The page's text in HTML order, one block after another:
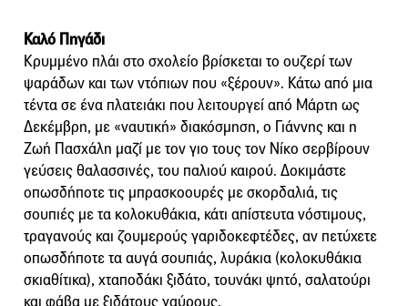
Καλό Πηγάδι
Κρυμμένο πλάι στο σχολείο βρίσκεται το ουζερί των
ψαράδων και των ντόπιων που «ξέρουν». Κάτω από μια
τέντα σε ένα πλατειάκι που λειτουργεί από Μάρτη ως
Δεκέμβρη, με «ναυτική» διακόσμηση, ο Γιάννης και η
Ζωή Πασχάλη μαζί με τον γιο τους τον Νίκο σερβίρουν
γεύσεις θαλασσινές, του παλιού καιρού. Δοκιμάστε
οπωσδήποτε τις μπρασκοουρές με σκορδαλιά, τις
σουπιές με τα κολοκυθάκια, κάτι απίστευτα νόστιμους,
τραγανούς και ζουμερούς γαριδοκεφτέδες, αν πετύχετε
οπωσδήποτε τα αυγά σουπιάς, λυράκια (κολοκυθάκια
σκιαθίτικα), χταποδάκι ξιδάτο, τουνάκι ψητό, σαλατούρι
και φάβα με ξιδάτους γαύρους.